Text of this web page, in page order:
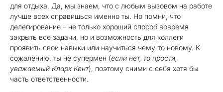
для отдыха. Да, мы знаем, что с любым вызовом на работе
лучше всех справишься именно ты. Но помни, что
делегирование – не только хороший способ вовремя
закрыть все задачи, но и возможность для коллеги
проявить свои навыки или научиться чему-то новому. К
сожалению, ты не супермен (если нет, то прости,
уважаемый Кларк Кент), поэтому сними с себя хотя бы
часть ответственности.